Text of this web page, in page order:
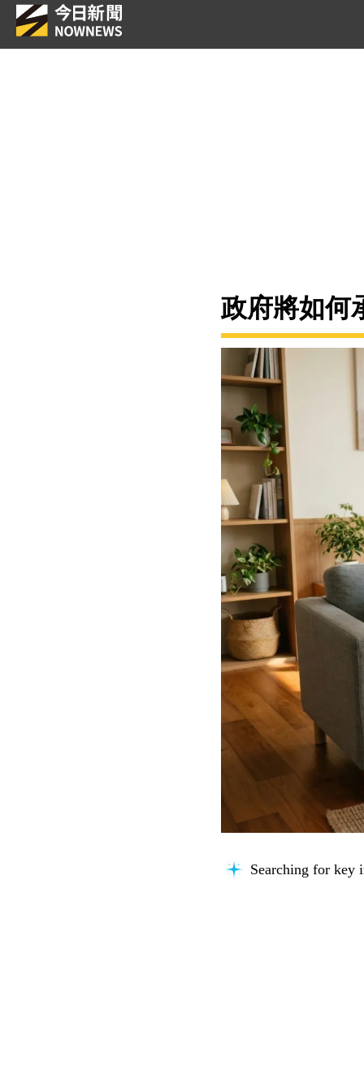
政府將如何
Searching for key